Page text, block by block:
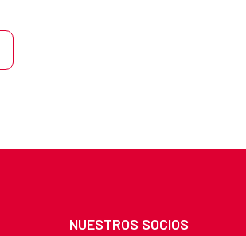
NUESTROS SOCIOS